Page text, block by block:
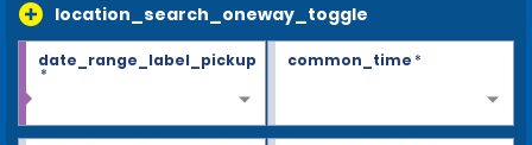
location_search_oneway_toggle
date_range_label_pickup
*
common_time*